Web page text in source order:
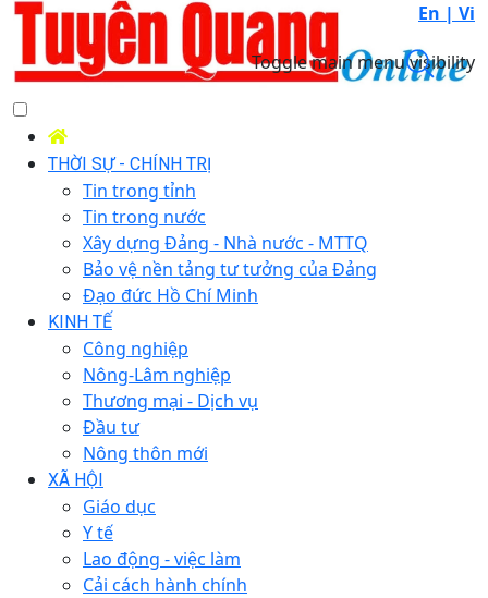
En | Vi
Toggle main menu visibility
THỜI SỰ - CHÍNH TRỊ
Tin trong tỉnh
Tin trong nước
Xây dựng Đảng - Nhà nước - MTTQ
Bảo vệ nền tảng tư tưởng của Đảng
Đạo đức Hồ Chí Minh
KINH TẾ
Công nghiệp
Nông-Lâm nghiệp
Thương mại - Dịch vụ
Đầu tư
Nông thôn mới
XÃ HỘI
Giáo dục
Y tế
Lao động - việc làm
Cải cách hành chính